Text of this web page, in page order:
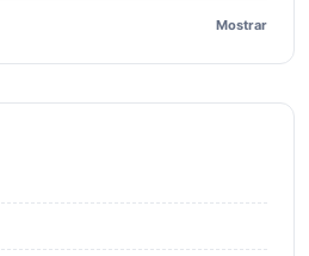
Mostrar